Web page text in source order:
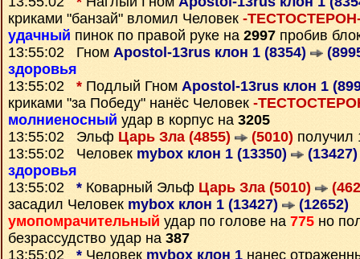
криками "банзай" вломил Человек -
удачный пинок по правой руке на 2997 пробив
13:55:02 Гном Apostol-13rus клон 1 (8354)
здоровья
13:55:02 * Подлый Гном Apostol-13rus клон 1
криками "за Победу" нанёс Человек -
молниеносный удар в корпус на 3205
13:55:02 Эльф Царь Зла (4855) (5010) получил
13:55:02 Человек mybox клон 1 (13350) (13427)
здоровья
13:55:02 * Коварный Эльф Царь Зла (5010)
засадил Человек mybox клон 1 (13427)
(12652)
умопомрачительный удар по голове на 775 но
безрассудство удар на 387
13:55:02 * Человек mybox клон 1 нанес